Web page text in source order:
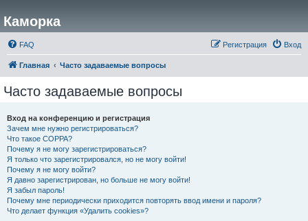
Каморка
FAQ Вход
Регистрация
Главная Часто задаваемые вопросы
Часто задаваемые вопросы
Вход на конференцию и регистрация
Зачем мне нужно регистрироваться?
Что такое COPPA?
Почему я не могу зарегистрироваться?
Я только что зарегистрировался, но не могу войти!
Почему я не могу войти?
Я давно зарегистрирован, но больше не могу войти!
Я забыл пароль!
Почему мне периодически приходится повторять ввод имени и пароля?
Что делает функция «Удалить cookies»?